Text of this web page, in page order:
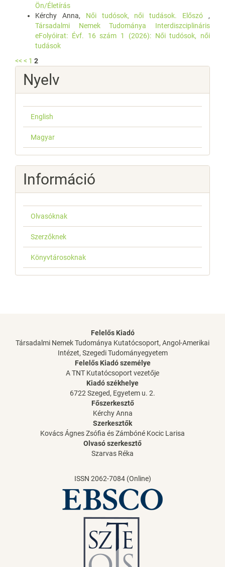
Ön/Életírás
Kérchy Anna, Női tudósok, női tudások. Előszó ,
Társadalmi Nemek Tudománya Interdiszciplináris
eFolyóirat: Évf. 16 szám 1 (2026): Női tudósok, női
tudások
<< < 1 2
Nyelv
English
Magyar
Információ
Olvasóknak
Szerzőknek
Könyvtárosoknak
Felelős Kiadó
Társadalmi Nemek Tudománya Kutatócsoport, Angol-Amerikai
Intézet, Szegedi Tudományegyetem
Felelős Kiadó személye
A TNT Kutatócsoport vezetője
Kiadó székhelye
6722 Szeged, Egyetem u. 2.
Főszerkesztő
Kérchy Anna
Szerkesztők
Kovács Ágnes Zsófia és Zámbóné Kocic Larisa
Olvasó szerkesztő
Szarvas Réka
ISSN 2062-7084 (Online)